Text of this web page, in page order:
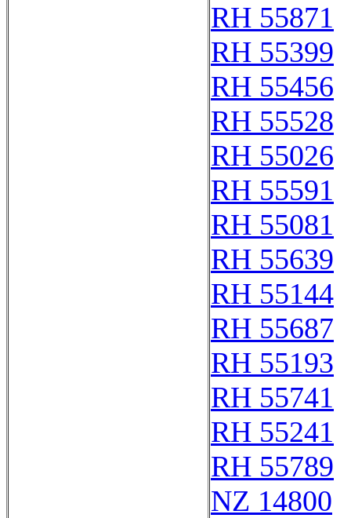
RH 55871
RH 55399
RH 55456
RH 55528
RH 55026
RH 55591
RH 55081
RH 55639
RH 55144
RH 55687
RH 55193
RH 55741
RH 55241
RH 55789
NZ 14800